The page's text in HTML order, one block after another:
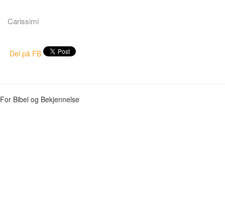
Carissimi
Del på FB
For Bibel og Bekjennelse